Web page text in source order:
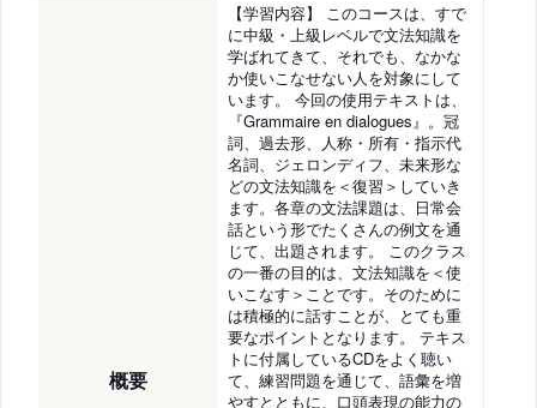
概要
【学習内容】 このコースは、すで
に中級・上級レベルで文法知識を
学ばれてきて、それでも、なかな
か使いこなせない人を対象にして
います。 今回の使用テキストは、
『Grammaire en dialogues』。冠
詞、過去形、人称・所有・指示代
名詞、ジェロンディフ、未来形な
どの文法知識を＜復習＞していき
ます。各章の文法課題は、日常会
話という形でたくさんの例文を通
じて、出題されます。 このクラス
の一番の目的は、文法知識を＜使
いこなす＞ことです。そのために
は積極的に話すことが、とても重
要なポイントとなります。 テキス
トに付属しているCDをよく聴い
て、練習問題を通じて、語彙を増
やすとともに、口頭表現の能力の